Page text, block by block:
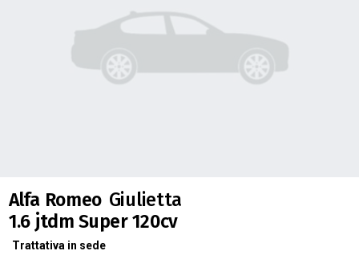
Alfa Romeo Giulietta
1.6 jtdm Super 120cv
Trattativa in sede